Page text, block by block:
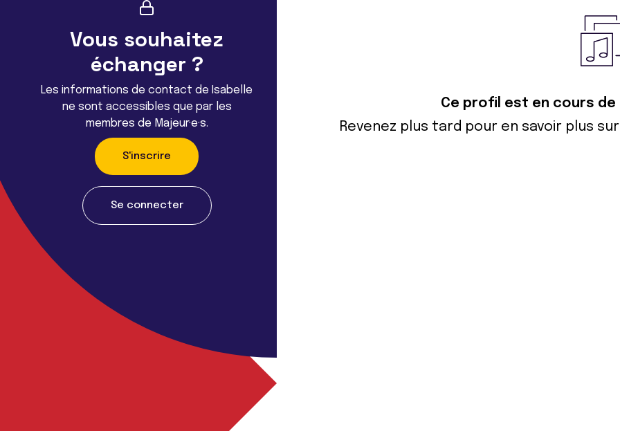
Vous souhaitez
échanger ?
Les informations de contact de Isabelle
ne sont accessibles que par les
membres de Majeur·e·s.
S'inscrire
Se connecter
Ce profil est en cours
Revenez plus tard pour en savoir plus